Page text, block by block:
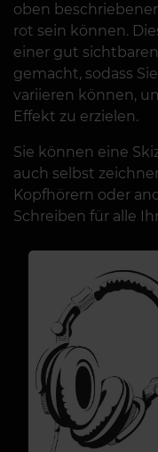
oben
rot sein können.
einer gut
gemacht, sodass
variieren können,
Effekt zu erzielen.
Sie können eine
auch selbst
Kopfhörern oder
Schreiben für alle